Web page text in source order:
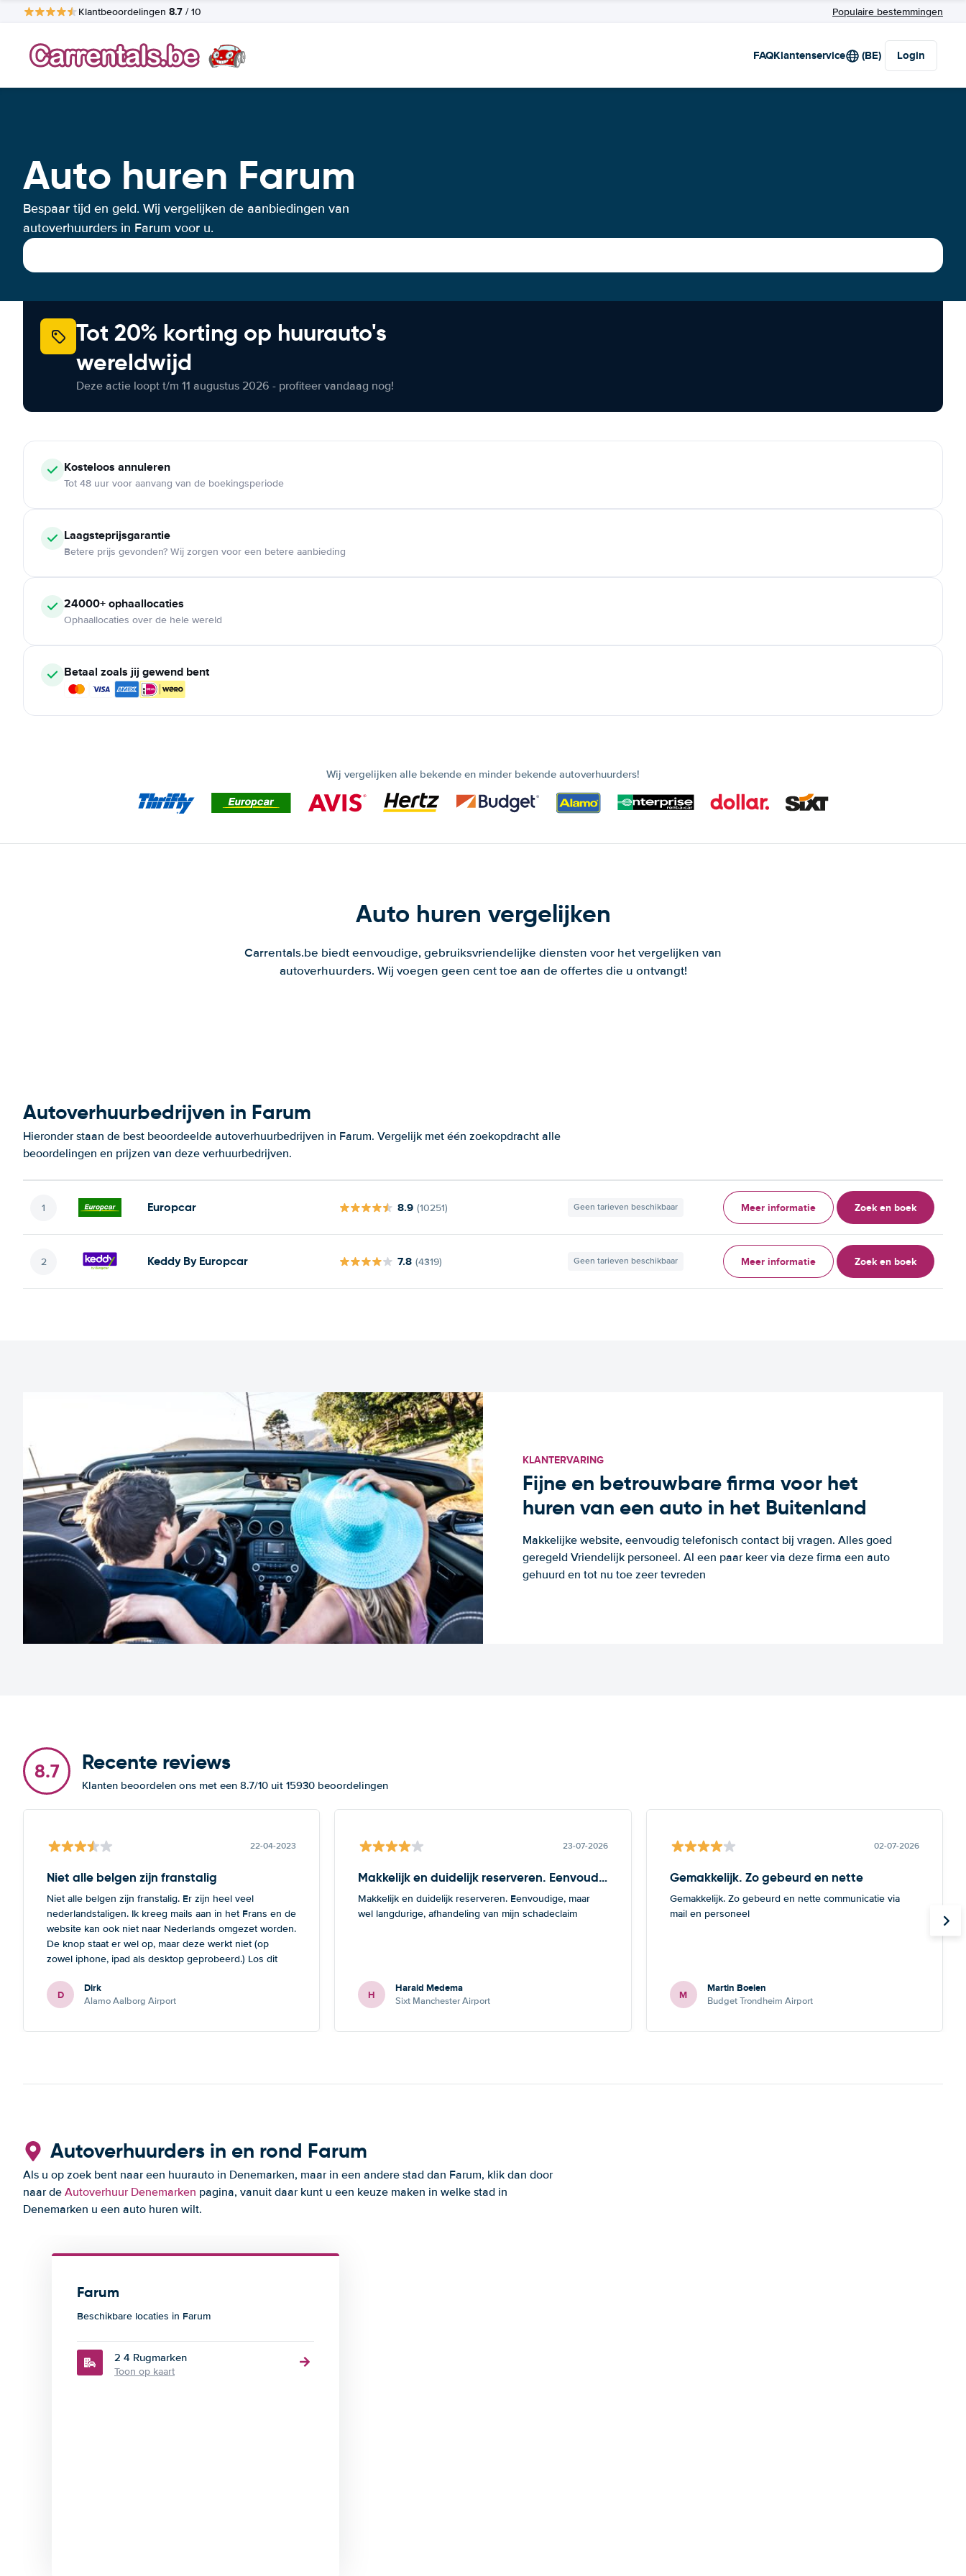
Klantbeoordelingen 8.7 / 10 Populaire bestemmingen
FAQKlantenservice (BE) Login
Auto huren Farum
Bespaar tijd en geld. Wij vergelijken de aanbiedingen van
autoverhuurders in Farum voor u.
Tot 20% korting op huurauto's
wereldwijd
Deze actie loopt t/m 11 augustus 2026 - profiteer vandaag nog!
Kosteloos annuleren
Tot 48 uur voor aanvang van de boekingsperiode
Laagsteprijsgarantie
Betere prijs gevonden? Wij zorgen voor een betere aanbieding
24000+ophaallocaties
Ophaallocaties over de hele wereld
Betaal zoals jij gewend bent
Wij vergelijken alle bekende en minder bekende autoverhuurders!
Auto huren vergelijken
Carrentals.be biedt eenvoudige, gebruiksvriendelijke diensten voor het vergelijken van
autoverhuurders. Wij voegen geen cent toe aan de offertes die u ontvangt!
Autoverhuurbedrijven in Farum
Hieronder staan de best beoordeelde autoverhuurbedrijven in Farum. Vergelijk met één zoekopdracht alle
beoordelingen en prijzen van deze verhuurbedrijven.
Europcar 8.9 (10251) Geen tarieven beschikbaar Meer informatie Zoek en boek
Keddy By Europcar 7.8 (4319) Geen tarieven beschikbaar Meer informatie Zoek en boek
KLANTERVARING
Fijne en betrouwbare firma voor het
huren van een auto in het Buitenland
Makkelijke website, eenvoudig telefonisch contact bij vragen. Alles goed
geregeld Vriendelijk personeel. Al een paar keer via deze firma een auto
gehuurd en tot nu toe zeer tevreden
8.7 Recente reviews
Klanten beoordelen ons met een 8.7/10 uit 15930 beoordelingen
22-04-2023
Niet alle belgen zijn franstalig
Niet alle belgen zijn franstalig. Er zijn heel veel
nederlandstaligen. Ik kreeg mails aan in het Frans en de
website kan ook niet naar Nederlands omgezet worden.
De knop staat er wel op, maar deze werkt niet (op
zowel iphone, ipad als desktop geprobeerd.) Los dit
D Dirk
Alamo Aalborg Airport
23-07-2026
Makkelijk en duidelijk reserveren. Eenvoudige
Makkelijk en duidelijk reserveren. Eenvoudige, maar
wel langdurige, afhandeling van mijn schadeclaim
H Harald Medema
Sixt Manchester Airport
02-07-2026
Gemakkelijk. Zo gebeurd en nette
Gemakkelijk. Zo gebeurd en nette communicatie via
mail en personeel
M Martin Boelen
Budget Trondheim Airport
Autoverhuurders in en rond Farum
Als u op zoek bent naar een huurauto in Denemarken, maar in een andere stad dan Farum, klik dan door
naar de Autoverhuur Denemarken pagina, vanuit daar kunt u een keuze maken in welke stad in
Denemarken u een auto huren wilt.
Farum
Beschikbare locaties in Farum
2 4 Rugmarken
Toon op kaart